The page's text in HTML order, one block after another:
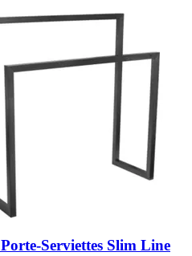
Porte-​Serviettes Slim Line